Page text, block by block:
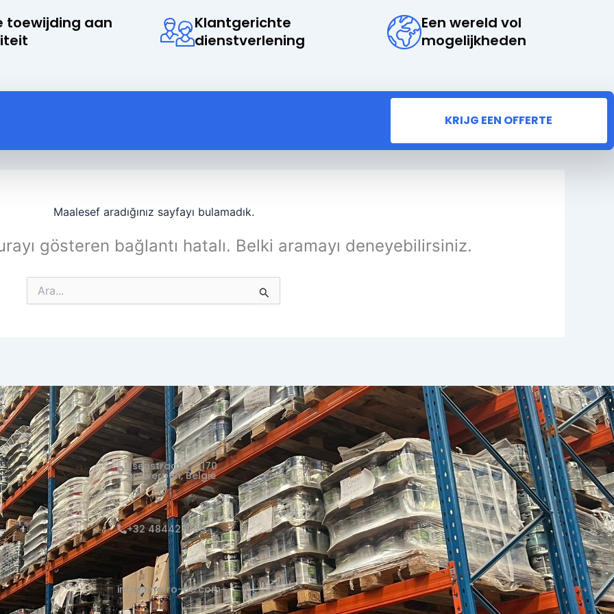
toewijding aan
Klantgerichte
dienstverlening
Een wereld vol
mogelijkheden
KRIJG EEN OFFERTE
Maalesef aradığınız sayfayı bulamadık.
gösteren bağlantı hatalı. Belki aramayı deneyebilirsiniz.
Search
for:
Elsenstraat 2, 2170
Antwerpen, België
+32 484427059
info@metro-be.com